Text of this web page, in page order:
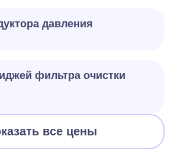
давления
фильтра очистки
все цены